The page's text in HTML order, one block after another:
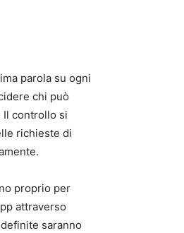
parola su ogni
chi può
Il controllo si
richieste di
proprio per
attraverso
saranno